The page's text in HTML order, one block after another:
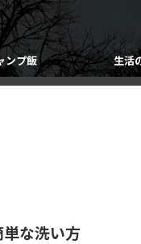
ンプ飯 生活
な洗い方